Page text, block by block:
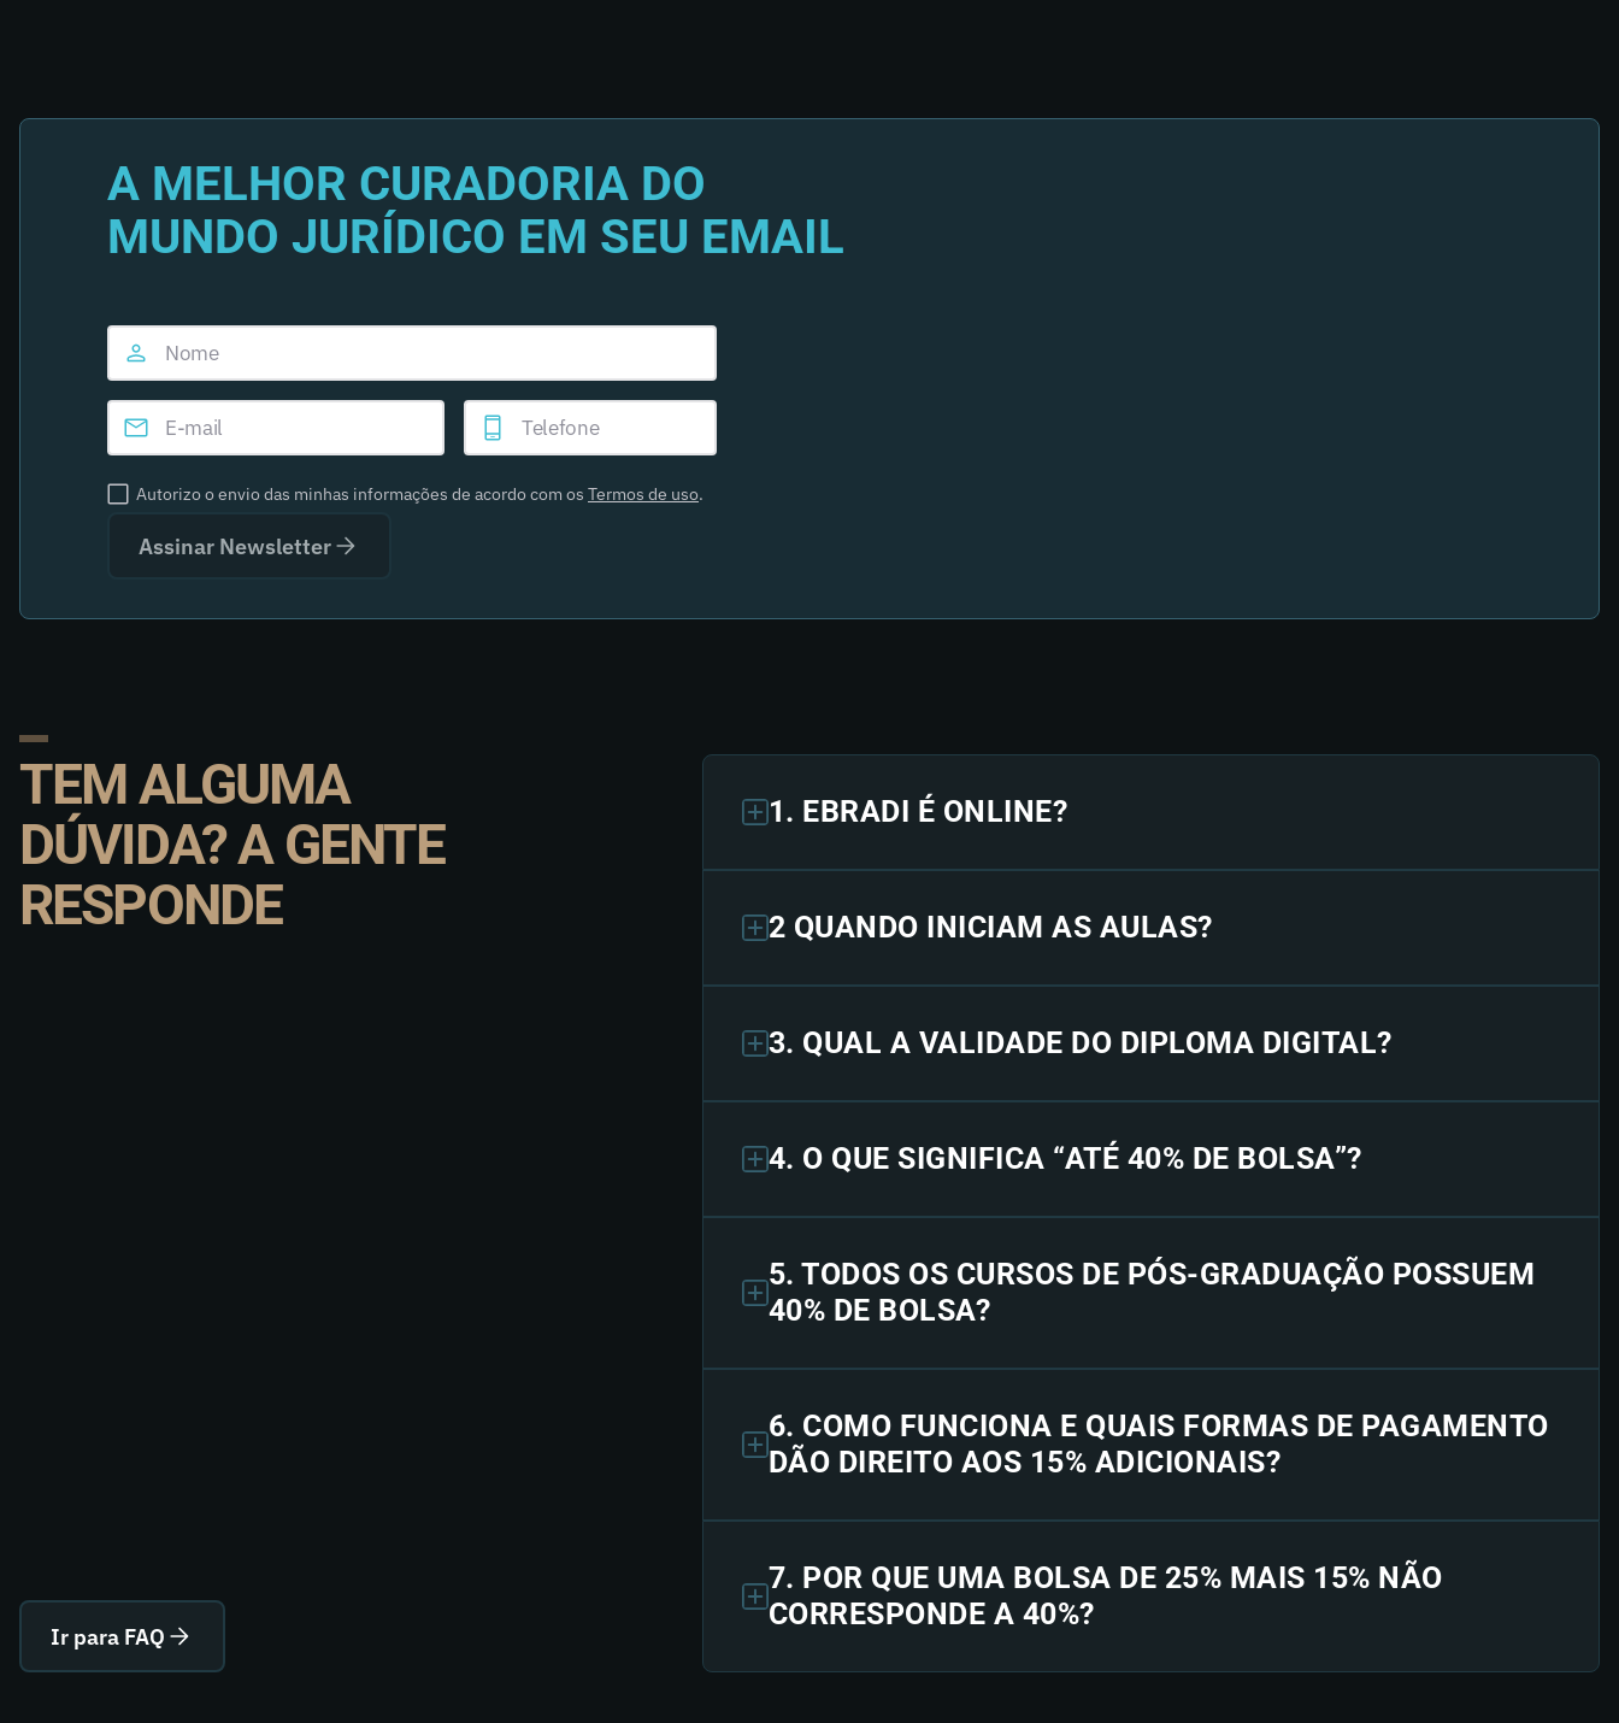
A MELHOR CURADORIA DO
MUNDO JURÍDICO EM SEU EMAIL
Autorizo o envio das minhas informações de acordo com os Termos de uso.
Assinar Newsletter
TEM ALGUMA
DÚVIDA? A GENTE
RESPONDE
Ir para FAQ
1. EBRADI É ONLINE?
2 QUANDO INICIAM AS AULAS?
3. QUAL A VALIDADE DO DIPLOMA DIGITAL?
4. O QUE SIGNIFICA “ATÉ 40% DE BOLSA”?
5. TODOS OS CURSOS DE PÓS-GRADUAÇÃO POSSUEM
40% DE BOLSA?
6. COMO FUNCIONA E QUAIS FORMAS DE PAGAMENTO
DÃO DIREITO AOS 15% ADICIONAIS?
7. POR QUE UMA BOLSA DE 25% MAIS 15% NÃO
CORRESPONDE A 40%?